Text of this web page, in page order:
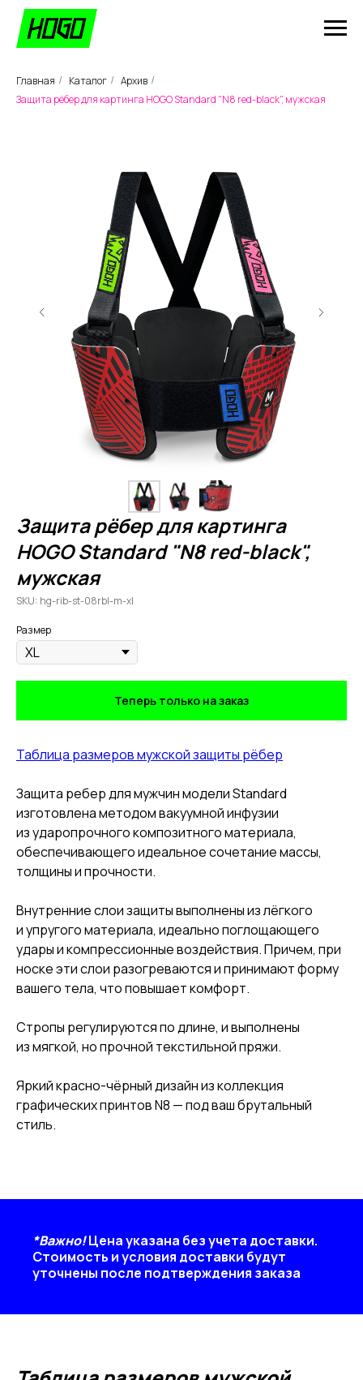
Главная / Каталог / Архив /
Защита рёбер для картинга HOGO Standard "N8 red-black", мужская
Защита рёбер для картинга
HOGO Standard "N8 red-black",
мужская
SKU: hg-rib-st-08rbl-m-xl
Размер
Теперь только на заказ
Таблица размеров мужской защиты рёбер
Защита ребер для мужчин модели Standard
изготовлена методом вакуумной инфузии
из ударопрочного композитного материала,
обеспечивающего идеальное сочетание массы,
толщины и прочности.
Внутренние слои защиты выполнены из лёгкого
и упругого материала, идеально поглощающего
удары и компрессионные воздействия. Причем, при
носке эти слои разогреваются и принимают форму
вашего тела, что повышает комфорт.
Стропы регулируются по длине, и выполнены
из мягкой, но прочной текстильной пряжи.
Яркий красно-чёрный дизайн из коллекция
графических принтов N8 — под ваш брутальный
стиль.
*Важно!Цена указана без учета доставки.
Стоимость и условия доставки будут
уточнены после подтверждения заказа